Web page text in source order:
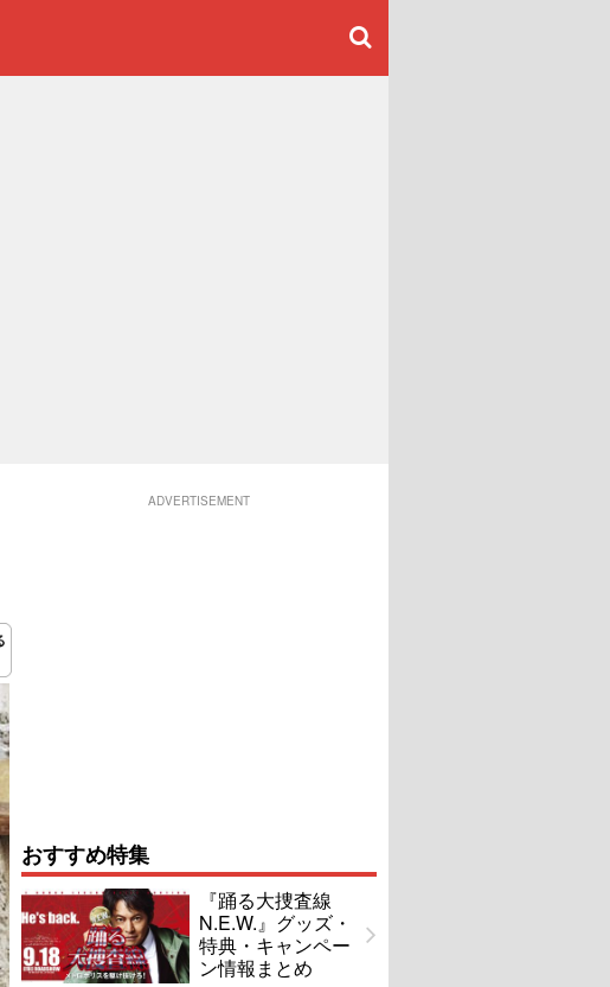
ADVERTISEMENT
おすすめ特集
『踊る大捜査線
N.E.W.』グッズ・
特典・キャンペー
ン情報まとめ